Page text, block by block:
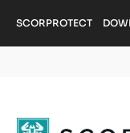
Hauptinhalt
Zur Suche springen
Zur
SCORPROTECT